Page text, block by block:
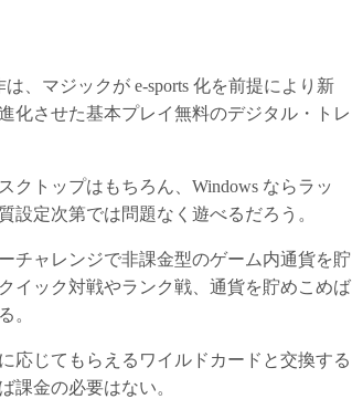
、マジックが e-sports 化を前提により新
化させた基本プレイ無料のデジタル・トレ
クトップはもちろん、Windows ならラッ
設定次第では問題なく遊べるだろう。
チャレンジで非課金型のゲーム内通貨を貯
イック対戦やランク戦、通貨を貯めこめば
。
応じてもらえるワイルドカードと交換する
課金の必要はない。